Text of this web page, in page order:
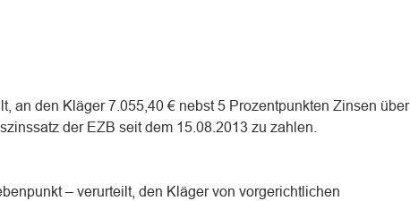
an den Kläger 7.055,40 € nebst 5 Prozentpunkten Zinsen über
der EZB seit dem 15.08.2013 zu zahlen.
– verurteilt, den Kläger von vorgerichtlichen